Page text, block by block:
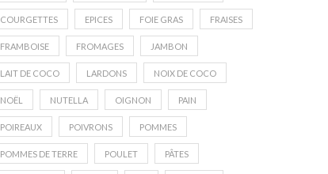
COURGETTES EPICES FOIE GRAS FRAISES
FRAMBOISE FROMAGES JAMBON
LAIT DE COCO LARDONS NOIX DE COCO
NOËL NUTELLA OIGNON PAIN
POIREAUX POIVRONS POMMES
POMMES DE TERRE POULET PÂTES